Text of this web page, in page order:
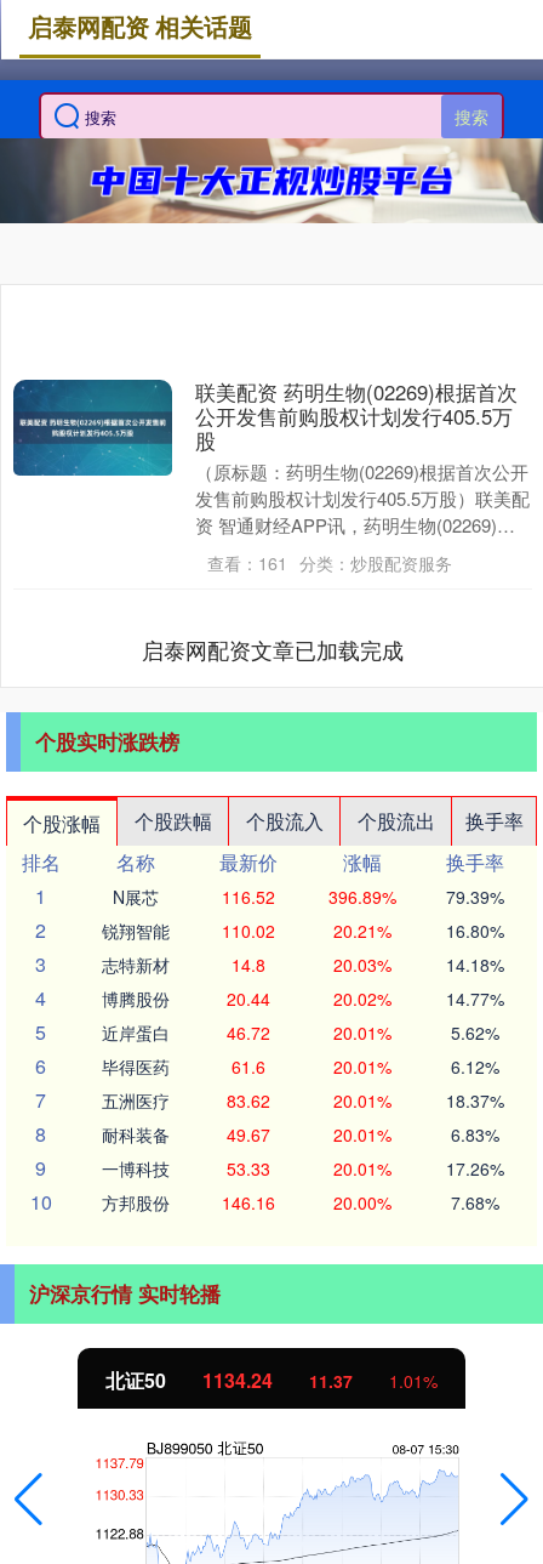
搜索
启泰网配资 相关话题
联美配资 药明生物(02269)根据首次
公开发售前购股权计划发行405.5万
股
（原标题：药明生物(02269)根据首次公开
发售前购股权计划发行405.5万股）联美配
资 智通财经APP讯，药明生物(02269)发
布公告，该公司于2025年1....
查看： 161 分类： 炒股配资服务
启泰网配资文章已加载完成
个股实时涨跌榜
个股涨幅 个股跌幅 个股流入 个股流出
换手率
排名
名称 最新价 涨幅
换手率
1
N展芯 116.52 396.89% 79.39%
2 锐翔智能 110.02 20.21% 16.80%
3 志特新材 14.8 20.03% 14.18%
4 博腾股份 20.44 20.02% 14.77%
5 近岸蛋白 46.72 20.01% 5.62%
6 毕得医药 61.6 20.01% 6.12%
7 五洲医疗 83.62 20.01% 18.37%
8 耐科装备 49.67 20.01% 6.83%
9 一博科技 53.33 20.01% 17.26%
10 方邦股份 146.16 20.00% 7.68%
沪深京行情 实时轮播
北证50 1134.24 11.37 1.01%